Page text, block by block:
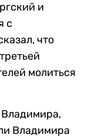
и
с
что
молиться
Владимира